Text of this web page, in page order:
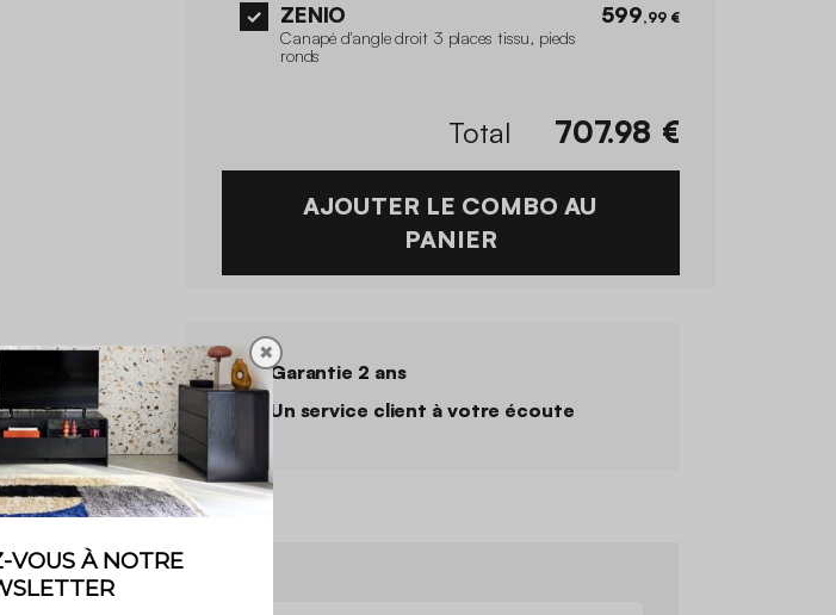
ZENIO
Canapé d'angle droit 3 places tissu, pieds
ronds
599,99 €
Total 707.98 €
AJOUTER LE COMBO AU
PANIER
Garantie 2 ans
Un service client à votre écoute
✖